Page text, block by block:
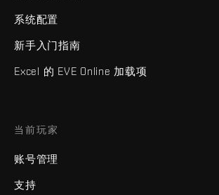
系统配置
新手入门指南
Excel 的 EVE Online 加载项
当前玩家
账号管理
支持